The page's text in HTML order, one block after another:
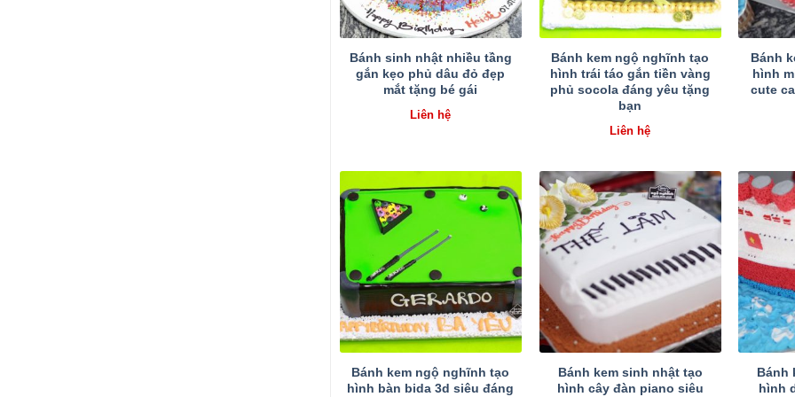
Bánh sinh nhật nhiều tầng
gắn kẹo phủ dâu đỏ đẹp
mắt tặng bé gái
Liên hệ
Bánh kem ngộ nghĩnh tạo
hình trái táo gắn tiền vàng
phủ socola đáng yêu tặng
bạn
Liên hệ
Bánh
hình
cute
Bánh kem ngộ nghĩnh tạo
hình bàn bida 3d siêu đáng
Bánh kem sinh nhật tạo
hình cây đàn piano siêu
Bánh
hình